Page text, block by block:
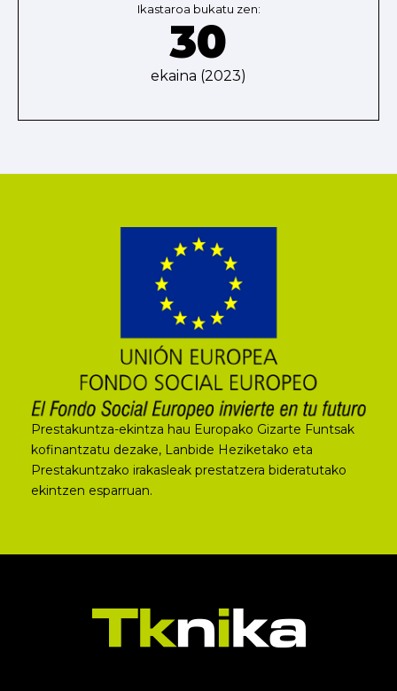
Ikastaroa bukatu zen:
30
ekaina (2023)
Prestakuntza-ekintza hau Europako Gizarte Funtsak
kofinantzatu dezake, Lanbide Heziketako eta
Prestakuntzako irakasleak prestatzera bideratutako
ekintzen esparruan.